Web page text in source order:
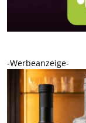
-Werbeanzeige-